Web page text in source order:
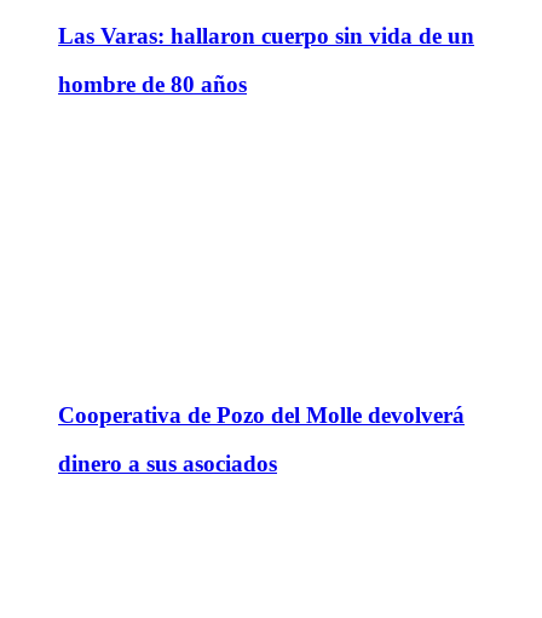
Las Varas: hallaron cuerpo sin vida de un
hombre de 80 años
Cooperativa de Pozo del Molle devolverá
dinero a sus asociados